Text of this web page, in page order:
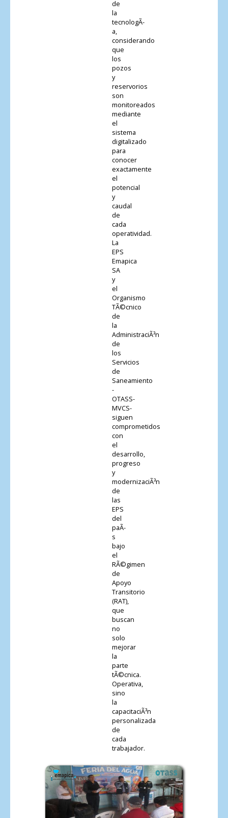
de
la
tecnologÃ­
a,
considerando
que
los
pozos
y
reservorios
son
monitoreados
mediante
el
sistema
digitalizado
para
conocer
exactamente
el
potencial
y
caudal
de
cada
operatividad.
La
EPS
Emapica
SA
y
el
Organismo
TÃ©cnico
de
la
AdministraciÃ³n
de
los
Servicios
de
Saneamiento
-
OTASS-
MVCS-
siguen
comprometidos
con
el
desarrollo,
progreso
y
modernizaciÃ³n
de
las
EPS
del
paÃ­
s
bajo
el
RÃ©gimen
de
Apoyo
Transitorio
(RAT),
que
buscan
no
solo
mejorar
la
parte
tÃ©cnica.
Operativa,
sino
la
capacitaciÃ³n
personalizada
de
cada
trabajador.